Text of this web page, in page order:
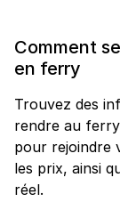
Comment
en ferry
Trouvez des
rendre au
pour rejoindre
les prix, ainsi
réel.